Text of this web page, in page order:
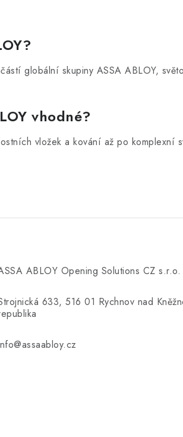
globální skupiny ASSA ABLOY,
vhodné?
vložek a kování až po komplexní
ABLOY Opening Solutions CZ s.r.o.
633, 516 01 Rychnov nad